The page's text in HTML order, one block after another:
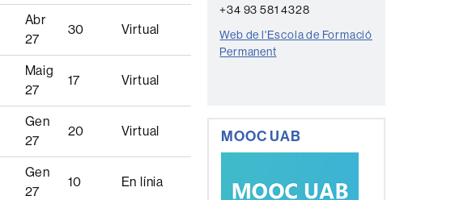
Abr
27
30 Virtual
Maig
27
17 Virtual
Gen
27
20 Virtual
Gen
27
10 En línia
+34 93 581 4328
Web de l'Escola de Formació
Permanent
MOOC UAB